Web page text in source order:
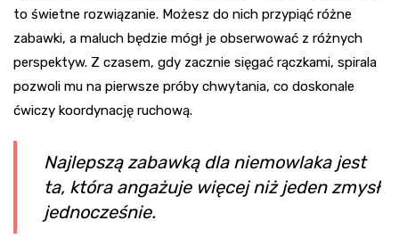
to świetne rozwiązanie. Możesz do nich przypiąć różne
zabawki, a maluch będzie mógł je obserwować z różnych
perspektyw. Z czasem, gdy zacznie sięgać rączkami, spirala
pozwoli mu na pierwsze próby chwytania, co doskonale
ćwiczy koordynację ruchową.
Najlepszą zabawką dla niemowlaka jest
ta, która angażuje więcej niż jeden zmysł
jednocześnie.